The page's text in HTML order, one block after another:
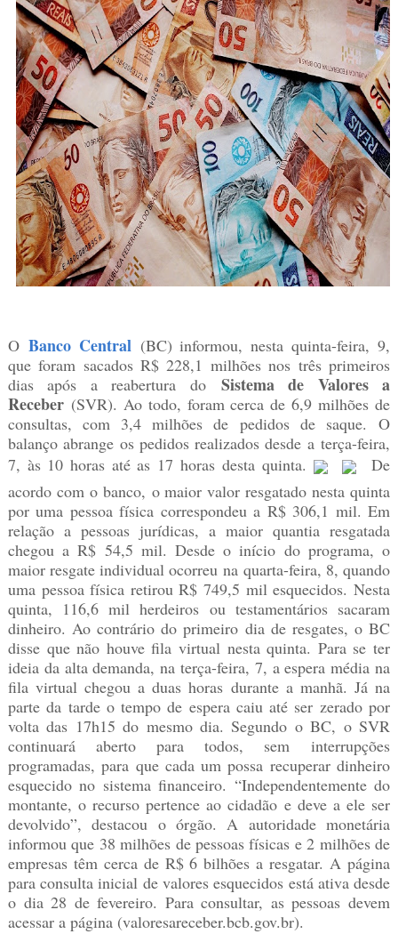
O Banco Central (BC) informou, nesta quinta-feira, 9,
que foram sacados R$ 228,1 milhões nos três primeiros
dias após a reabertura do Sistema de Valores a
Receber(SVR). Ao todo, foram cerca de 6,9 milhões de
consultas, com 3,4 milhões de pedidos de saque. O
balanço abrange os pedidos realizados desde aterça-feira,
7, às 10 horas até as 17 horas destaquinta.
De
acordo com o banco, o maior valor resgatado nesta quinta
por uma pessoa física correspondeu a R$ 306,1 mil. Em
relação a pessoas jurídicas, a maior quantia resgatada
chegou a R$ 54,5 mil. Desde o início do programa, o
maior resgate individual ocorreu na quarta-feira, 8, quando
uma pessoa física retirou R$ 749,5 mil esquecidos. Nesta
quinta, 116,6 mil herdeiros ou testamentários sacaram
dinheiro. Ao contrário do primeiro dia de resgates, o BC
disse que não houve fila virtual nesta quinta. Para se ter
ideia da alta demanda, na terça-feira, 7, a espera média na
fila virtual chegou a duas horas durante a manhã. Já na
parte da tarde o tempo de espera caiu até ser zerado por
volta das 17h15 do mesmo dia. Segundo o BC, o SVR
continuará aberto para todos, sem interrupções
programadas, para que cada um possa recuperar dinheiro
esquecido no sistema financeiro. “Independentemente do
montante, o recurso pertence ao cidadão e deve a ele ser
devolvido”, destacou o órgão. A autoridade monetária
informou que 38 milhões de pessoas físicas e 2 milhões de
empresas têm cerca de R$ 6 bilhões a resgatar. A página
para consulta inicial de valores esquecidos está ativa desde
o dia 28 de fevereiro. Para consultar, as pessoas devem
acessar a página (valoresareceber.bcb.gov.br).